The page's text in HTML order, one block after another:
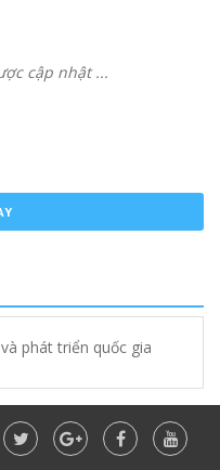
cập nhật ...
phát triển quốc gia